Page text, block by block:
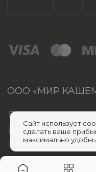
Сайт использует
сделать ваше
максимально